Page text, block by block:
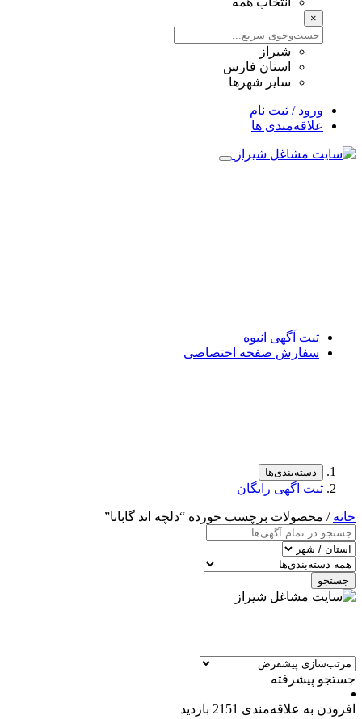
×
شیراز
استان فارس
سایر شهرها
ورود / ثبت نام
علاقه‌مندی ها
ثبت آگهی انبوه
سفارش صفحه اختصاصی
دسته‌بندی‌ها
ثبت اگهی رایگان
خانه / محصولات برچسب خورده “دلچه اند گابانا”
جستجو
جستجو پیشرفته
افزودن به علاقه‌مندی 2151 بازدید